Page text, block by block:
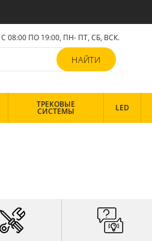
С 08:00 ПО 19:00, ПН- ПТ, СБ, ВСК.
ТРЕКОВЫЕ
СИСТЕМЫ LED